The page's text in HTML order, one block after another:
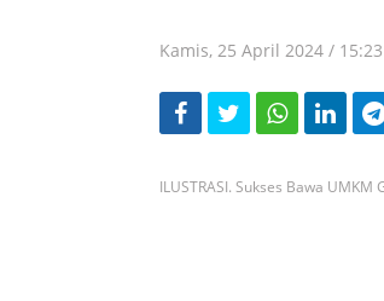
Kamis, 25 April 2024 /
ILUSTRASI. Sukses Bawa